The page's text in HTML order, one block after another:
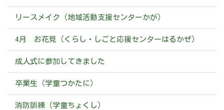
リースメイク（地域活動支援センターかが）
4月 お花見（くらし・しごと応援センターはるかぜ）
成人式に参加してきました
卒業生（学童つかたに）
消防訓練（学童ちょくし）